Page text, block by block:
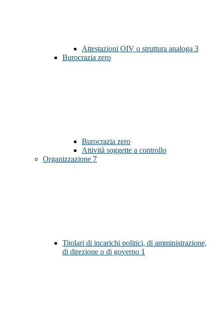
Attestazioni OIV o struttura analoga 3
Burocrazia zero
Burocrazia zero
Attività soggette a controllo
Organizzazione 7
Titolari di incarichi politici, di amministrazione,
di direzione o di governo 1